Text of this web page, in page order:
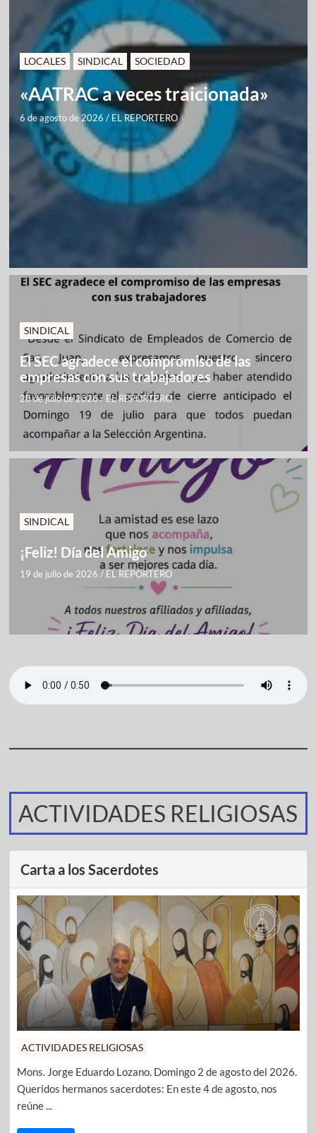
LOCALES SINDICAL SOCIEDAD
«AATRAC a veces traicionada»
6 de agosto de 2026 / EL REPORTERO
SINDICAL
El SEC agradece el compromiso de las
empresas con sus trabajadores
28 de julio de 2026/ EL REPORTERO
SINDICAL
¡Feliz! Día del Amigo
19 de julio de 2026 / EL REPORTERO
ACTIVIDADES RELIGIOSAS
Carta a los Sacerdotes
ACTIVIDADES RELIGIOSAS
Mons. Jorge Eduardo Lozano. Domingo 2 de agosto del 2026.
Queridos hermanos sacerdotes: En este 4 de agosto, nos
reúne ...